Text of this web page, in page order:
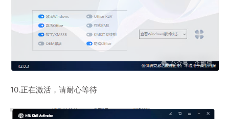
10.正在激活，请耐心等待